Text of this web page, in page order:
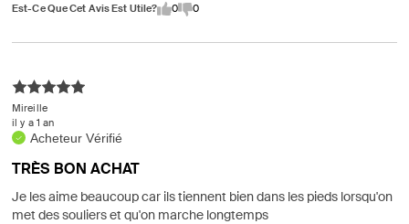
Est-Ce Que Cet Avis Est Utile? 0 0
TRÈS BON ACHAT
il y a 1 an
Mireille
Acheteur Vérifié
Je les aime beaucoup car ils tiennent bien dans les pieds lorsqu'on
met des souliers et qu'on marche longtemps